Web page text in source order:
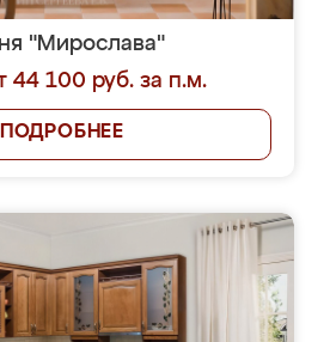
"Мирослава"
44 100 руб. за п.м.
ПОДРОБНЕЕ